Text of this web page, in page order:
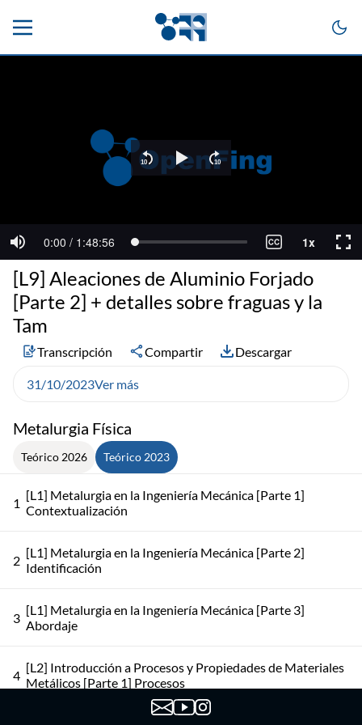
Metalurgia Física
Teórico 2026 Teórico 2023
1 [L1] Metalurgia en la Ingeniería Mecánica [Parte 1]
Contextualización
2 [L1] Metalurgia en la Ingeniería Mecánica [Parte 2]
Identificación
3 [L1] Metalurgia en la Ingeniería Mecánica [Parte 3]
Abordaje
4 [L2] Introducción a Procesos y Propiedades de Materiales
Metálicos [Parte 1] Procesos
[L9] Aleaciones de Aluminio Forjado
[Parte 2] + detalles sobre fraguas y la
Tam
Transcripción Compartir Descargar
31/10/2023Ver más